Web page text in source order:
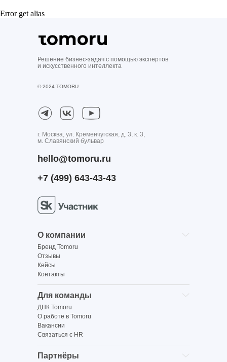
Error get alias
© 2024 TOMORU
Решение бизнес-задач с помощью экспертов
и искусственного интеллекта
г. Москва, ул. Кременчугская, д. 3, к. 3,
м. Славянский бульвар
hello@tomoru.ru
+7 (499) 643-43-43
О компании
Бренд Tomoru
Контакты
Отзывы
Кейсы
Для команды
ДНК Tomoru
О работе в Tomoru
Вакансии
Связаться с HR
Партнёры